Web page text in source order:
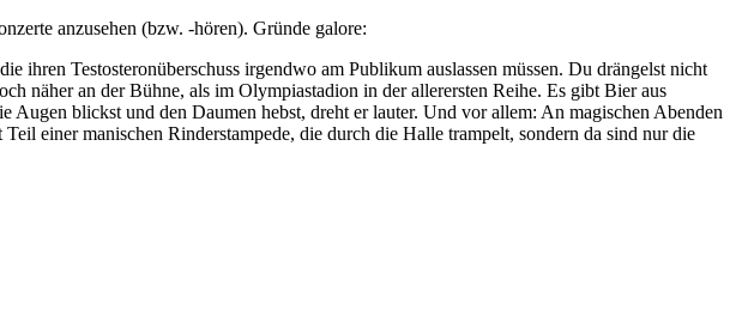
anzusehen (bzw. -hören). Gründe galore:
Testosteronüberschuss irgendwo am Publikum auslassen müssen. Du drängelst nicht
näher an der Bühne, als im Olympiastadion in der allerersten Reihe. Es gibt Bier aus
blickst und den Daumen hebst, dreht er lauter. Und vor allem: An magischen Abenden
einer manischen Rinderstampede, die durch die Halle trampelt, sondern da sind nur die